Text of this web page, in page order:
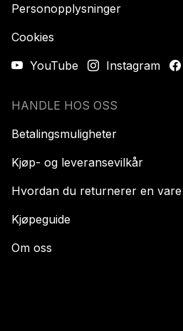
Personopplysninger
Cookies
YouTube
Instagram
HANDLE HOS OSS
Betalingsmuligheter
Kjøp- og leveransevilkår
Hvordan du returnerer en vare
Kjøpeguide
Om oss